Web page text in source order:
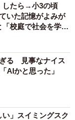
したら→小3の頃
いた記憶がよみが
校庭で社会を学ん
る 見事なナイス
AIかと思った」
い」スイミングスク